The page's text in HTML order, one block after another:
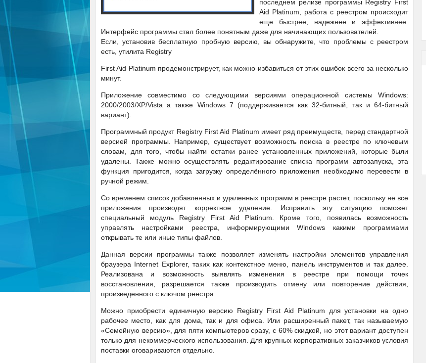
последнем релизе программы Registry First
Aid Platinum, работа с реестром происходит
еще быстрее, надежнее и эффективнее.
Интерфейс программы стал более понятным даже для начинающих пользователей.
Если, установив бесплатную пробную версию, вы обнаружите, что проблемы с реестром
есть, утилита Registry
First Aid Platinum продемонстрирует, как можно избавиться от этих ошибок всего за несколько
минут.
Приложение совместимо со следующими версиями операционной системы Windows:
2000/2003/XP/Vista а также Windows 7 (поддерживается как 32-битный, так и 64-битный
вариант).
Программный продукт Registry First Aid Platinum имеет ряд преимуществ, перед стандартной
версией программы. Например, существует возможность поиска в реестре по ключевым
словам, для того, чтобы найти остатки ранее установленных приложений, которые были
удалены. Также можно осуществлять редактирование списка программ автозапуска, эта
функция пригодится, когда загрузку определённого приложения необходимо перевести в
ручной режим.
Со временем список добавленных и удаленных программ в реестре растет, поскольку не все
приложения производят корректное удаление. Исправить эту ситуацию поможет
специальный модуль Registry First Aid Platinum. Кроме того, появилась возможность
управлять настройками реестра, информирующими Windows какими программами
открывать те или иные типы файлов.
Данная версии программы также позволяет изменять настройки элементов управления
браузера Internet Explorer, таких как контекстное меню, панель инструментов и так далее.
Реализована и возможность выявлять изменения в реестре при помощи точек
восстановления, разрешается также производить отмену или повторение действия,
произведенного с ключом реестра.
Можно приобрести единичную версию Registry First Aid Platinum для установки на одно
рабочее место, как для дома, так и для офиса. Или расширенный пакет, так называемую
«Семейную версию», для пяти компьютеров сразу, с 60% скидкой, но этот вариант доступен
только для некоммерческого использования. Для крупных корпоративных заказчиков условия
поставки оговариваются отдельно.